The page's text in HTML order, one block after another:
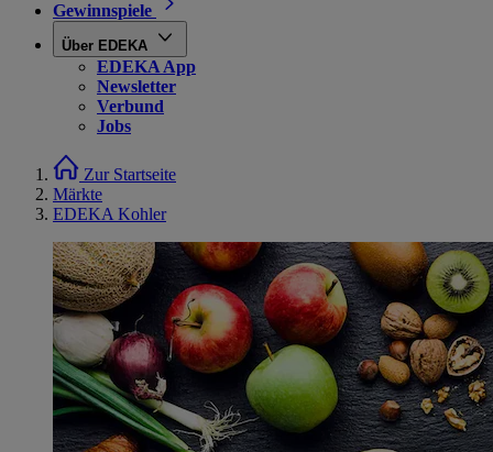
Gewinnspiele
Über EDEKA
EDEKA App
Newsletter
Verbund
Jobs
Zur Startseite
Märkte
EDEKA Kohler